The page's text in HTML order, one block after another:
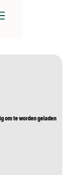
om te worden geladen